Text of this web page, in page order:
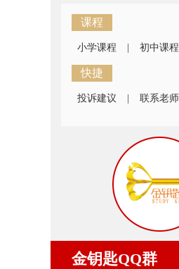
课程
小学课程 初中课程
快捷
投诉建议 联系老师
金钥匙QQ群